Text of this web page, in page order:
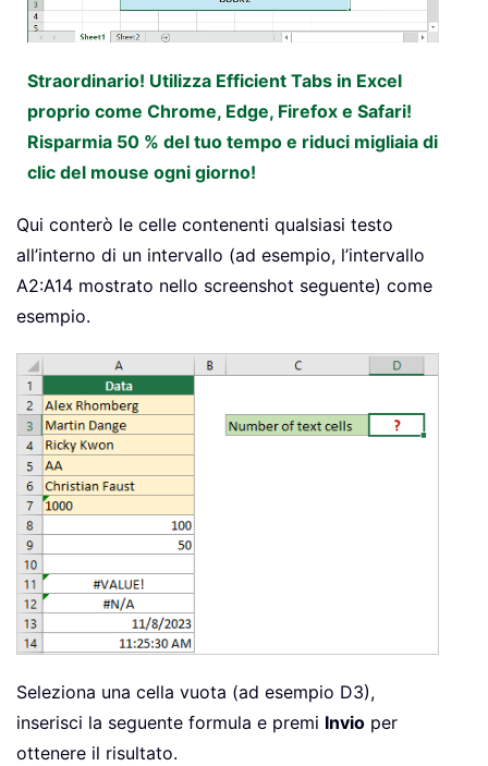
Straordinario! Utilizza Efficient Tabs in Excel
proprio come Chrome, Edge, Firefox e Safari!
Risparmia 50 % del tuo tempo e riduci migliaia di
clic del mouse ogni giorno!
Qui conterò le celle contenenti qualsiasi testo
all’interno di un intervallo (ad esempio, l’intervallo
A2:A14 mostrato nello screenshot seguente) come
esempio.
Seleziona una cella vuota (ad esempio D3),
inserisci la seguente formula e premi Invio per
ottenere il risultato.